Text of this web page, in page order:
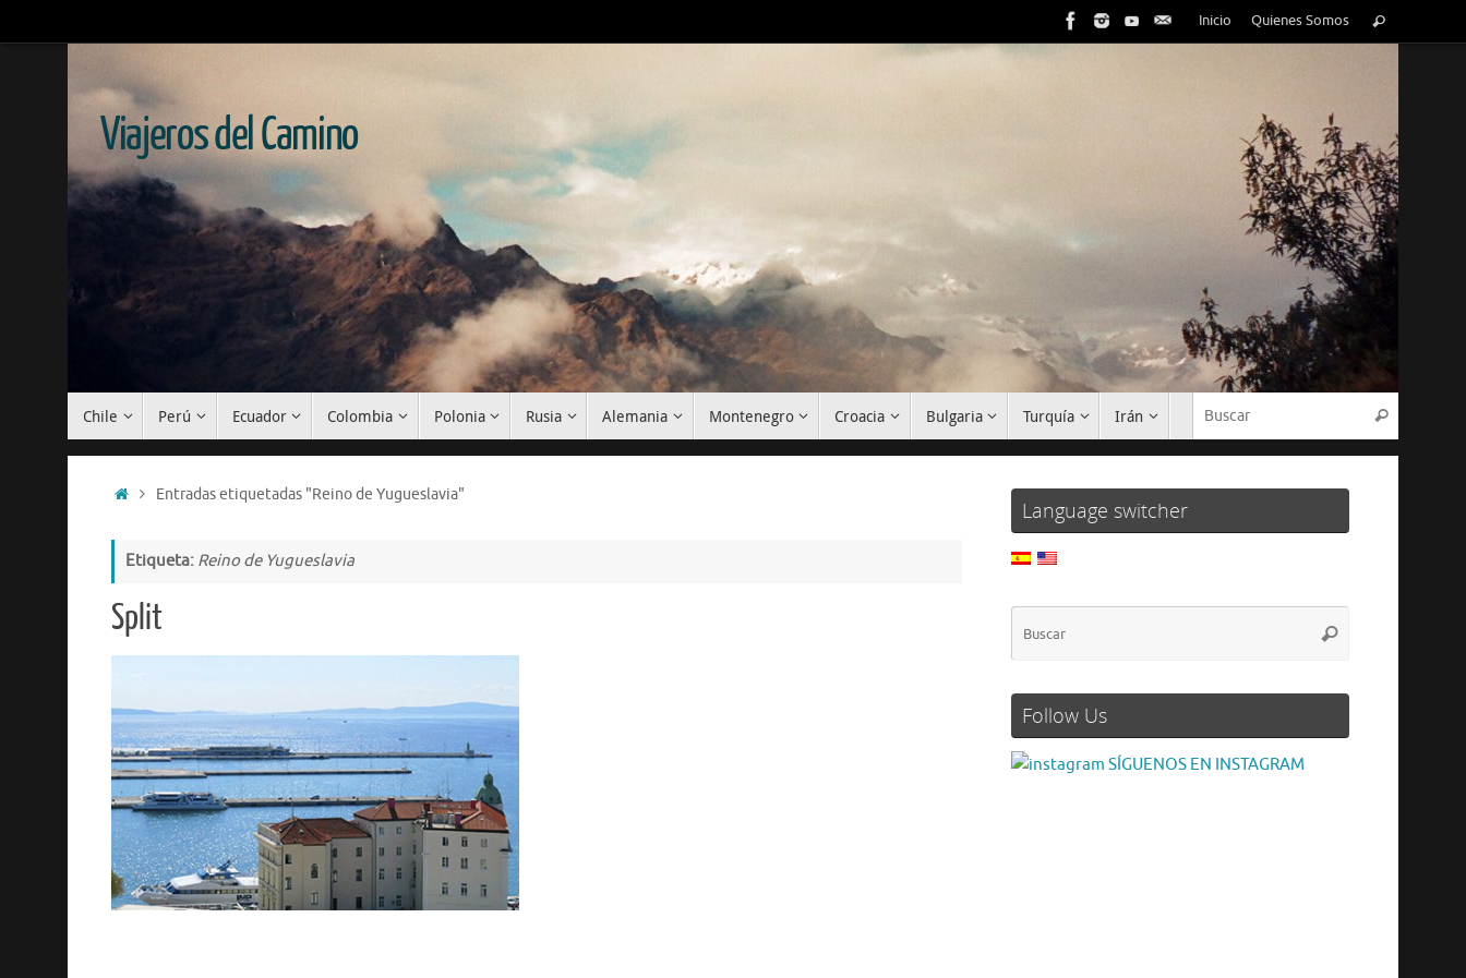
Inicio Quienes Somos
Viajeros del Camino
Chile Perú Ecuador Colombia Polonia Rusia Alemania Montenegro Croacia Bulgaria Turquía Irán
Entradas etiquetadas "Reino de Yugueslavia"
Etiqueta: Reino de Yugueslavia
Split
Language switcher
Follow Us
SÍGUENOS EN INSTAGRAM